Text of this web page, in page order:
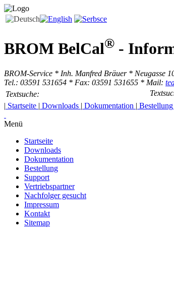
BROM BelCal® -
BROM-Service * Inh. Manfred Bräuer * Neugasse
Tel.: 03591 531654 * Fax: 03591 531655 * Mail:
Textsuche:
| Startseite | Downloads | Dokumentation | Bestellung
Menü
Startseite
Downloads
Dokumentation
Bestellung
Support
Vertriebspartner
Nachfolger gesucht
Impressum
Kontakt
Sitemap